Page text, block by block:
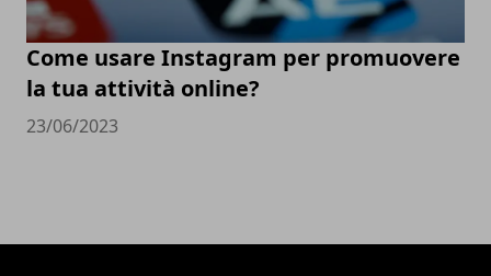
Come usare Instagram per promuovere
la tua attività online?
23/06/2023